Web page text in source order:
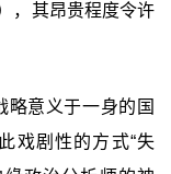
，其昂贵程度令许
略意义于一身的国
戏剧性的方式“失